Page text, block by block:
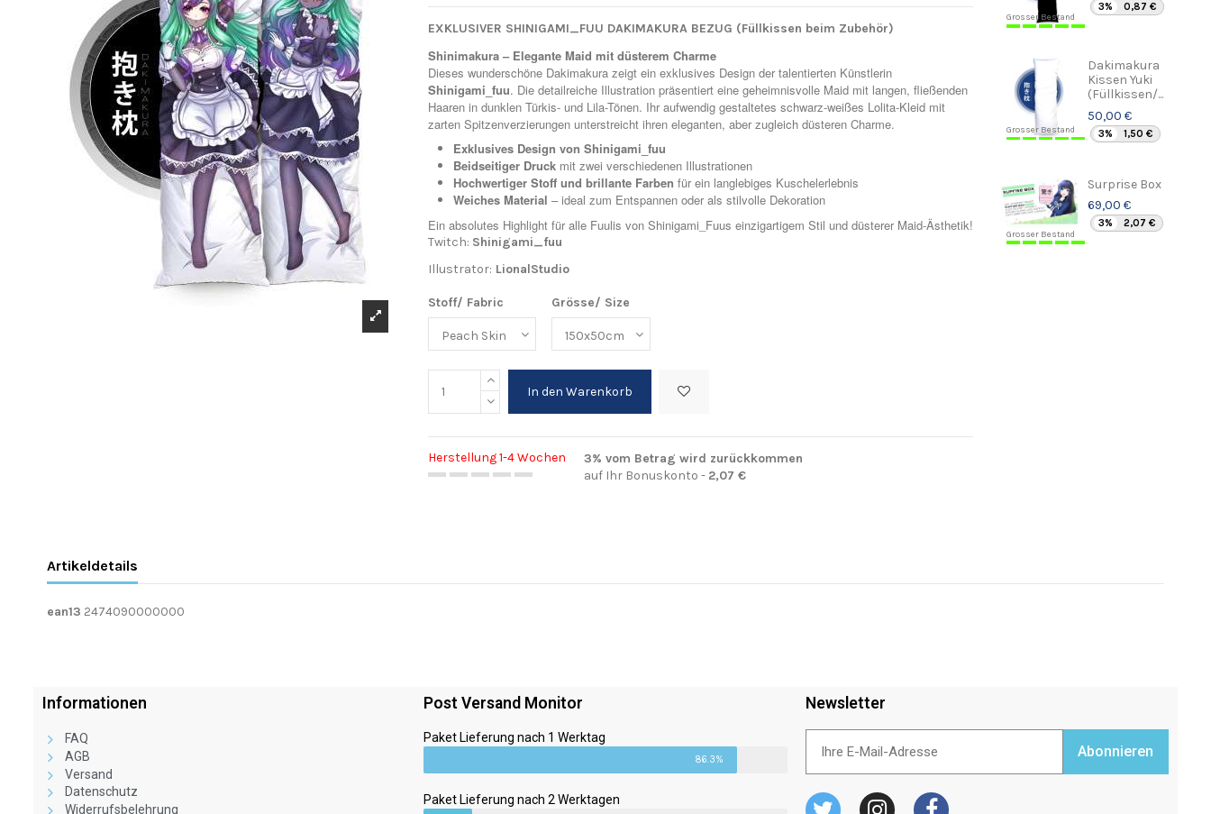
EXKLUSIVER SHINIGAMI_FUU DAKIMAKURA BEZUG (Füllkissen beim Zubehör)
Shinimakura – Elegante Maid mit düsterem Charme
Dieses wunderschöne Dakimakura zeigt ein exklusives Design der talentierten Künstlerin
Shinigami_fuu. Die detailreiche Illustration präsentiert eine geheimnisvolle Maid mit langen, fließenden
Haaren in dunklen Türkis- und Lila-Tönen. Ihr aufwendig gestaltetes schwarz-weißes Lolita-Kleid mit
zarten Spitzenverzierungen unterstreicht ihren eleganten, aber zugleich düsteren Charme.
Exklusives Design von Shinigami_fuu
Beidseitiger Druck mit zwei verschiedenen Illustrationen
Hochwertiger Stoff und brillante Farben für ein langlebiges Kuschelerlebnis
Weiches Material – ideal zum Entspannen oder als stilvolle Dekoration
Ein absolutes Highlight für alle Fuulis von Shinigami_Fuus einzigartigem Stil und düsterer Maid-Ästhetik!
Twitch: Shinigami_fuu
Illustrator: LionalStudio
Stoff/ Fabric Grösse/ Size
In den Warenkorb
Herstellung 1-4 Wochen
3% vom Betrag wird zurückkommen
auf Ihr Bonuskonto - 2,07 €
Grosser Bestand
3% 0,87 €
Grosser Bestand
Dakimakura
Kissen Yuki
(Füllkissen/...
50,00 €
3% 1,50 €
Grosser Bestand
Surprise Box
69,00 €
3% 2,07 €
Artikeldetails
ean13 2474090000000
Informationen
FAQ
AGB
Versand
Datenschutz
Widerrufsbelehrung
Post Versand Monitor
Paket Lieferung nach 1 Werktag
86.3%
Paket Lieferung nach 2 Werktagen
Newsletter
Abonnieren